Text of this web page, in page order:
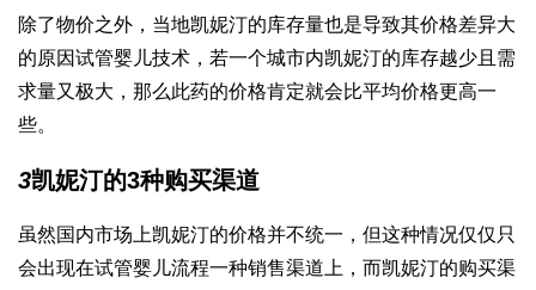
除了物价之外，当地凯妮汀的库存量也是导致其价格差异大
的原因试管婴儿技术 ，若一个城市内凯妮汀的库存越少且需
求量又极大，那么此药的价格肯定就会比平均价格更高一
些。
3凯妮汀的3种购买渠道
虽然国内市场上凯妮汀的价格并不统一，但这种情况仅仅只
会出现在试管婴儿流程一种销售渠道上，而凯妮汀的购买渠